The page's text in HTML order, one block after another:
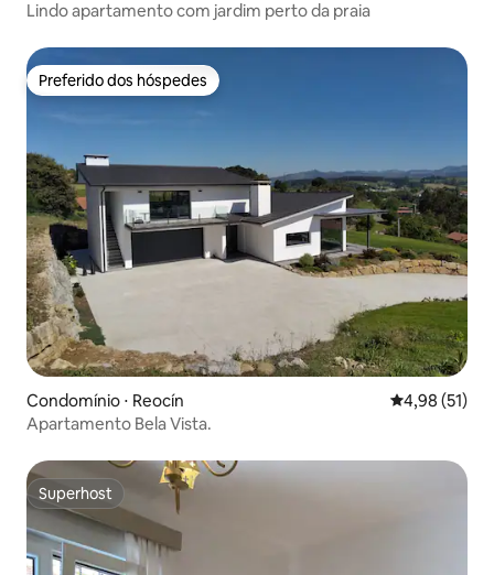
Lindo apartamento com jardim perto da praia
Preferido dos hóspedes
Preferido dos hóspedes
Condomínio ⋅ Reocín 4,98 de uma
4,98 (51)
Apartamento Bela Vista.
Superhost
Superhost